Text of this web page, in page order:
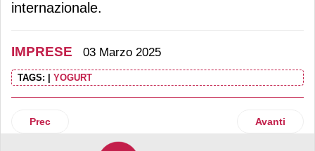
internazionale.
IMPRESE 03 Marzo 2025
TAGS: YOGURT
Articolo precedente: Unicoop Etruria, più sinergie e
Prec Articolo
Avanti